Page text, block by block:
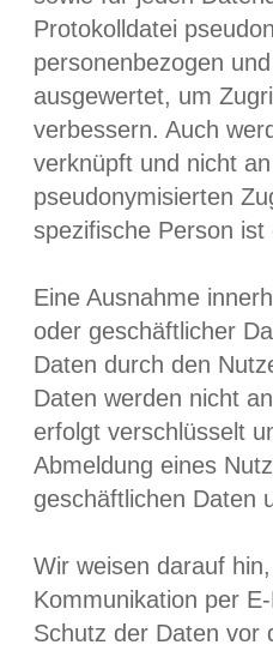
Protokolldatei
personenbezogen
ausgewertet, um
verbessern. Auch
verknüpft und nicht
pseudonymisierten
spezifische Person
Eine Ausnahme
oder geschäftlicher
Daten durch den
Daten werden nicht
erfolgt verschlüsselt
Abmeldung eines
geschäftlichen Daten
Wir weisen darauf
Kommunikation per
Schutz der Daten vor